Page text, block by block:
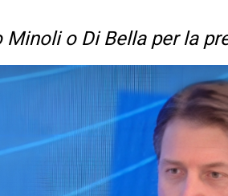
Minoli o Di Bella per la